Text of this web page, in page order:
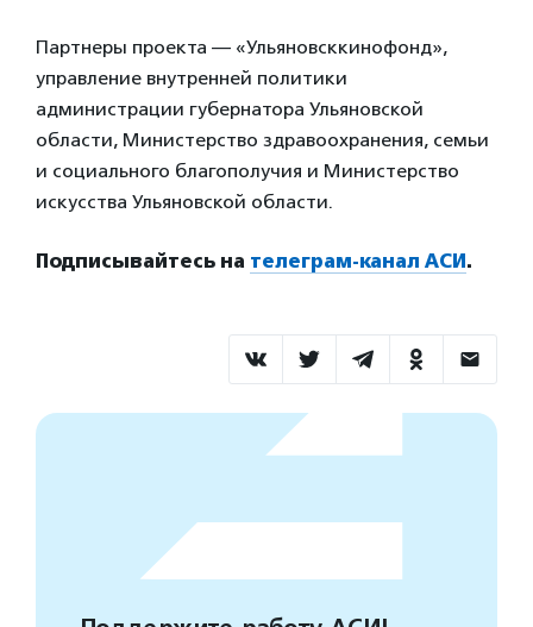
Партнеры проекта — «Ульяновсккинофонд»,
управление внутренней политики
администрации губернатора Ульяновской
области, Министерство здравоохранения, семьи
и социального благополучия и Министерство
искусства Ульяновской области.
Подписывайтесь на телеграм-канал АСИ.